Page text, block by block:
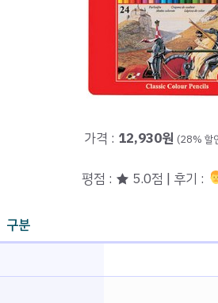
가격 : 12,930원 (28% 할
평점 : ★ 5.0점 | 후기 :
구분